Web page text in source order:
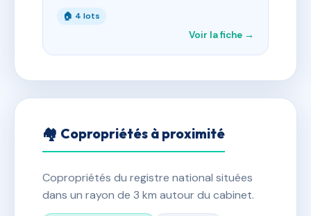
🏠 4 lots
Voir la fiche →
🏘 Copropriétés à proximité
Copropriétés du registre national situées
dans un rayon de 3 km autour du cabinet.